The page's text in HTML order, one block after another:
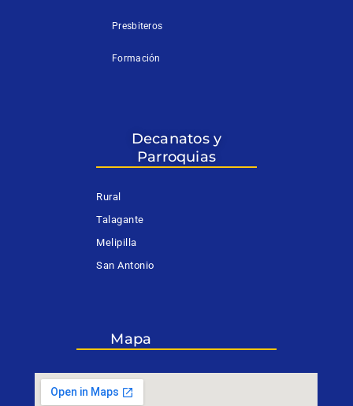
Presbiteros
Formación
Decanatos y
Parroquias
Rural
Talagante
Melipilla
San Antonio
Mapa